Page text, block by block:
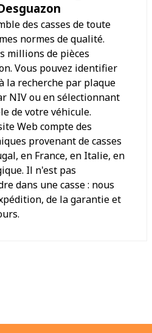
des casses de toute
normes de qualité.
millions de pièces
Vous pouvez identifier
la recherche par plaque
NIV ou en sélectionnant
de votre véhicule.
Web compte des
provenant de casses
en France, en Italie, en
Il n'est pas
dans une casse : nous
de la garantie et